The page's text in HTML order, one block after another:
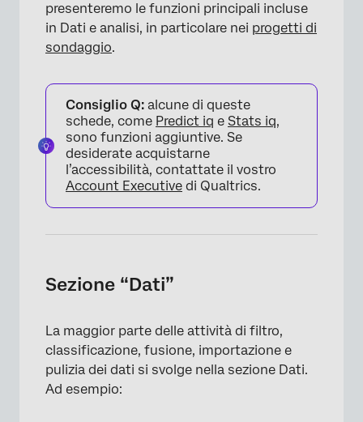
presenteremo le funzioni principali incluse
in Dati e analisi, in particolare nei progetti di
sondaggio.
Consiglio Q: alcune di queste
schede, come Predict iq e Stats iq,
sono funzioni aggiuntive. Se
desiderate acquistarne
l’accessibilità, contattate il vostro
Account Executive di Qualtrics.
Sezione “Dati”
La maggior parte delle attività di filtro,
classificazione, fusione, importazione e
pulizia dei dati si svolge nella sezione Dati.
Ad esempio: